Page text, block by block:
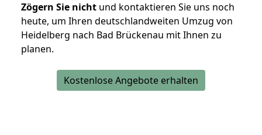
Zögern Sie nicht und kontaktieren Sie uns noch
heute, um Ihren deutschlandweiten Umzug von
Heidelberg nach Bad Brückenau mit Ihnen zu
planen.
Kostenlose Angebote erhalten